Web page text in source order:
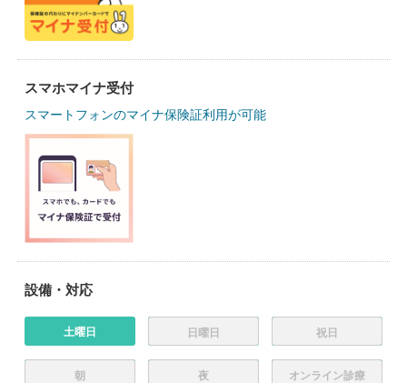
スマホマイナ受付
スマートフォンのマイナ保険証利用が可能
設備・対応
土曜日 日曜日 祝日
朝 夜 オンライン診療